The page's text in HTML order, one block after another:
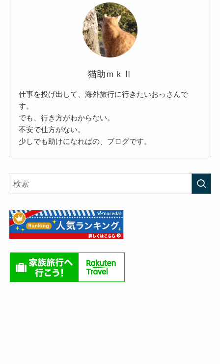
猫助ｍｋⅡ
仕事を投げ出して、海外旅行に行きたいおっさんで
す。
でも、行き方がわからない。
不安で仕方がない。
少しでも助けになればの、ブログです。